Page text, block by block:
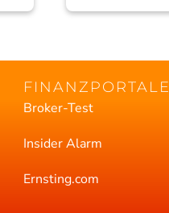
FINANZPORTALE
Broker-Test
Insider Alarm
Ernsting.com